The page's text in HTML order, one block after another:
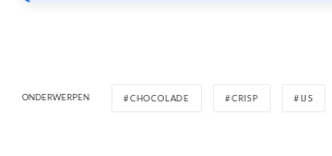
ONDERWERPEN CHOCOLADE CRISP IJS